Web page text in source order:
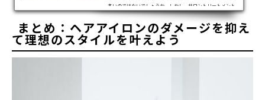
多いのではないでしょうか。しかし、サロントリートメント
の効果を十分に実感できなかったり、意味がないのでは？と
感じたりする方もいるかもしれません。結論から言うと、美
容院のトリートメントは十分に効...
まとめ：ヘアアイロンのダメージを抑え
て理想のスタイルを叶えよう